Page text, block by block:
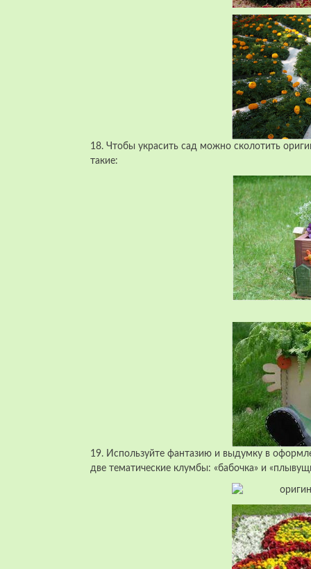
18. Чтобы украсить сад можно сколотить
такие:
19. Используйте фантазию и выдумку в
две тематические клумбы: «бабочка» и